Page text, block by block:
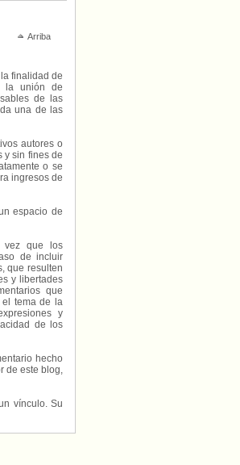
Arriba
finalidad de
la unión de
de las
una de las
autores o
y sin fines de
o se
ingresos de
espacio de
vez que los
de incluir
que resulten
y libertades
que
el tema de la
y
de los
hecho
de este blog,
vínculo. Su